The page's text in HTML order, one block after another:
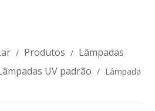
/ Produtos / Lâmpadas
UV padrão / Lâmpada